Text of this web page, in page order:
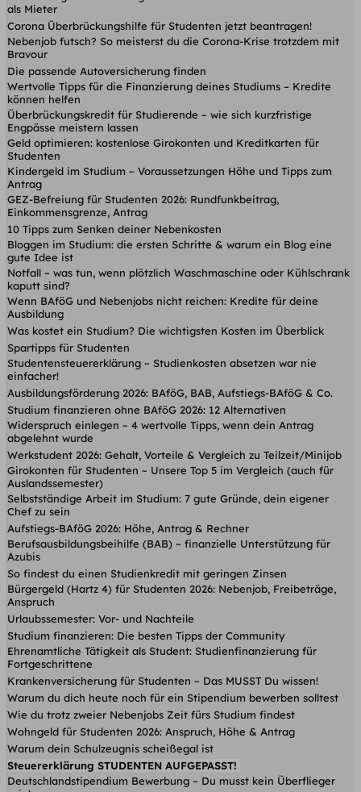
als Mieter
Corona Überbrückungshilfe für Studenten jetzt beantragen!
Nebenjob futsch? So meisterst du die Corona-Krise trotzdem mit
Bravour
Die passende Autoversicherung finden
Wertvolle Tipps für die Finanzierung deines Studiums – Kredite
können helfen
Überbrückungskredit für Studierende – wie sich kurzfristige
Engpässe meistern lassen
Geld optimieren: kostenlose Girokonten und Kreditkarten für
Studenten
Kindergeld im Studium ~ Voraussetzungen Höhe und Tipps zum
Antrag
GEZ-Befreiung für Studenten 2026: Rundfunkbeitrag,
Einkommensgrenze, Antrag
10 Tipps zum Senken deiner Nebenkosten
Bloggen im Studium: die ersten Schritte & warum ein Blog eine
gute Idee ist
Notfall – was tun, wenn plötzlich Waschmaschine oder Kühlschrank
kaputt sind?
Wenn BAföG und Nebenjobs nicht reichen: Kredite für deine
Ausbildung
Was kostet ein Studium? Die wichtigsten Kosten im Überblick
Spartipps für Studenten
Studentensteuererklärung ~ Studienkosten absetzen war nie
einfacher!
Ausbildungsförderung 2026: BAföG, BAB, Aufstiegs-BAföG & Co.
Studium finanzieren ohne BAföG 2026: 12 Alternativen
Widerspruch einlegen ~ 4 wertvolle Tipps, wenn dein Antrag
abgelehnt wurde
Werkstudent 2026: Gehalt, Vorteile & Vergleich zu Teilzeit/Minijob
Girokonten für Studenten ~ Unsere Top 5 im Vergleich (auch für
Auslandssemester)
Selbstständige Arbeit im Studium: 7 gute Gründe, dein eigener
Chef zu sein
Aufstiegs-BAföG 2026: Höhe, Antrag & Rechner
Berufsausbildungsbeihilfe (BAB) ~ finanzielle Unterstützung für
Azubis
So findest du einen Studienkredit mit geringen Zinsen
Bürgergeld (Hartz 4) für Studenten 2026: Nebenjob, Freibeträge,
Anspruch
Urlaubssemester: Vor- und Nachteile
Studium finanzieren: Die besten Tipps der Community
Ehrenamtliche Tätigkeit als Student: Studienfinanzierung für
Fortgeschrittene
Krankenversicherung für Studenten ~ Das MUSST Du wissen!
Warum du dich heute noch für ein Stipendium bewerben solltest
Wie du trotz zweier Nebenjobs Zeit fürs Studium findest
Wohngeld für Studenten 2026: Anspruch, Höhe & Antrag
Warum dein Schulzeugnis scheißegal ist
Steuererklärung STUDENTEN AUFGEPASST!
Deutschlandstipendium Bewerbung – Du musst kein Überflieger